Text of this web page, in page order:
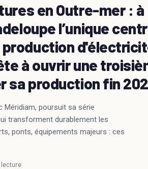
en Outre-mer : à
l’unique
à ouvrir une
sa production fin
Méridiam, poursuit sa série
transforment durablement les
ponts, équipements majeurs : ces
lecture